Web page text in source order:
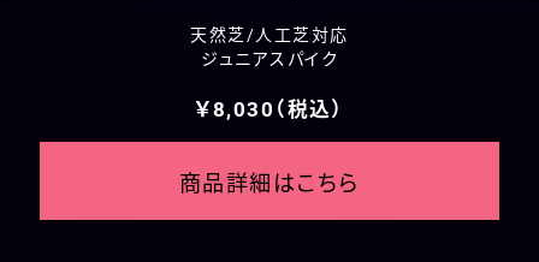
天然芝/人工芝対応
ジュニアスパイク
￥8,030（税込）
商品詳細はこちら